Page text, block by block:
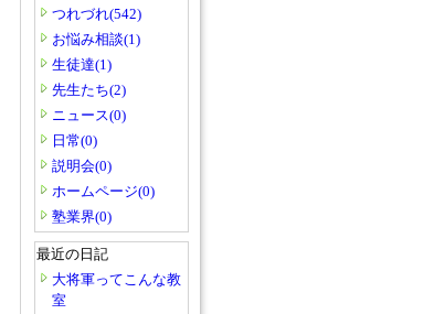
つれづれ(542)
お悩み相談(1)
生徒達(1)
先生たち(2)
ニュース(0)
日常(0)
説明会(0)
ホームページ(0)
塾業界(0)
最近の日記
大将軍ってこんな教
室